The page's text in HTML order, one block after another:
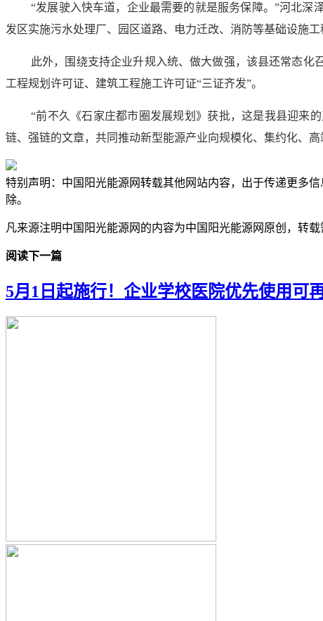
“发展驶入快车道，企业最需要的就是服务保障。”河北
发区实施污水处理厂、园区道路、电力迁改、消防等基础设施
此外，围绕支持企业升规入统、做大做强，该县还常态化
工程规划许可证、建筑工程施工许可证“三证齐发”。
“前不久《石家庄都市圈发展规划》获批，这是我县迎来
链、强链的文章，共同推动新型能源产业向规模化、集约化、高
特别声明：中国阳光能源网转载其他网站内容，出于传递更多
除。
凡来源注明中国阳光能源网的内容为中国阳光能源网原创，转载
阅读下一篇
5月1日起施行！企业学校医院优先使用可